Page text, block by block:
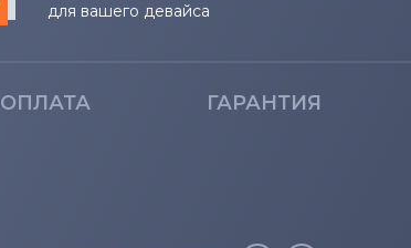
для вашего девайса
ОПЛАТА ГАРАНТИЯ